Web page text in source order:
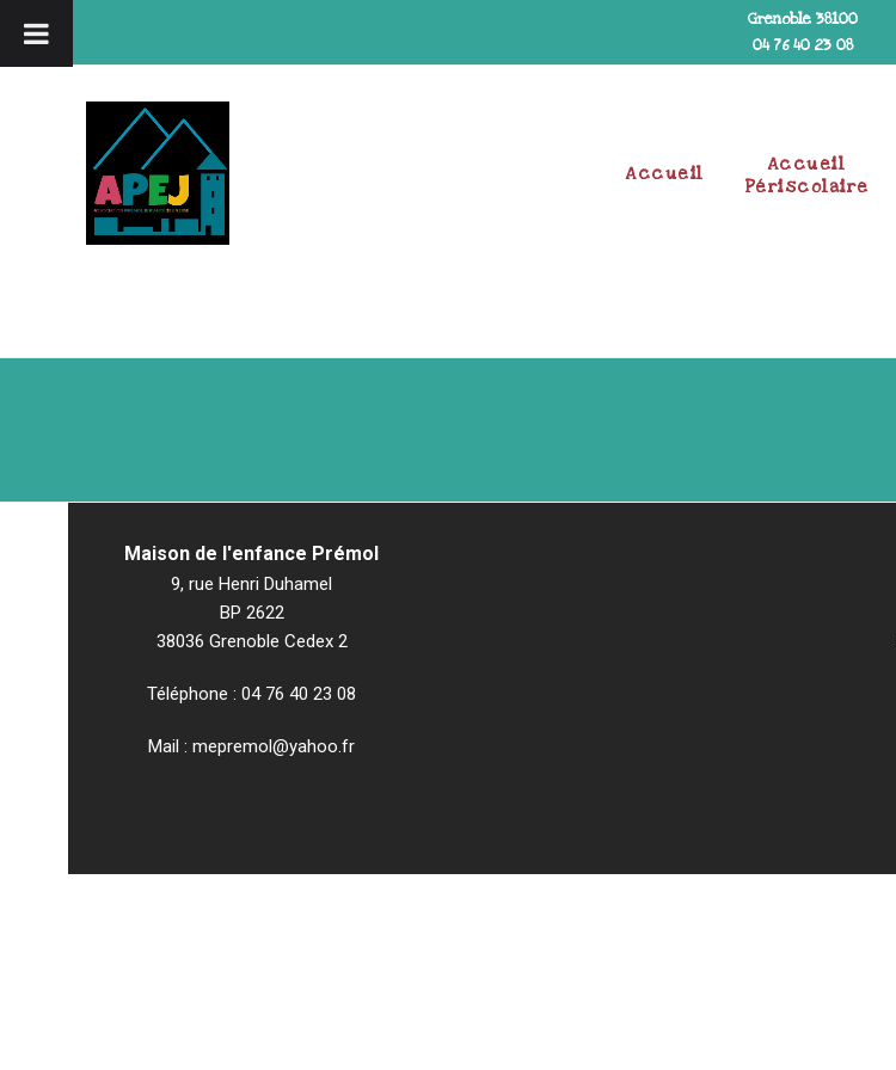
Grenoble 38100
04 76 40 23 08
Accueil
Accueil
Périscolaire
Maison de l'enfance Prémol
9, rue Henri Duhamel
BP 2622
38036 Grenoble Cedex 2
Téléphone : 04 76 40 23 08
Mail : mepremol@yahoo.fr